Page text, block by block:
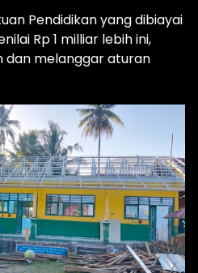
Pendidikan yang dibiayai
Rp 1 milliar lebih ini,
dan melanggar aturan